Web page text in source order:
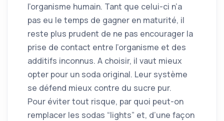
l’organisme humain. Tant que celui-ci n’a
pas eu le temps de gagner en maturité, il
reste plus prudent de ne pas encourager la
prise de contact entre l’organisme et des
additifs inconnus. A choisir, il vaut mieux
opter pour un soda original. Leur système
se défend mieux contre du sucre pur.
Pour éviter tout risque, par quoi peut-on
remplacer les sodas “lights” et, d’une façon